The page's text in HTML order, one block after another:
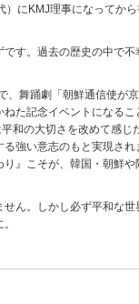
にKMJ理事になってか
す。過去の歴史の中で
舞踊劇「朝鮮通信使が
た記念イベントになる
の大切さを改めて感じ
強い意志のもと実現さ
』こそが、韓国・朝鮮
ん。しかし必ず平和な